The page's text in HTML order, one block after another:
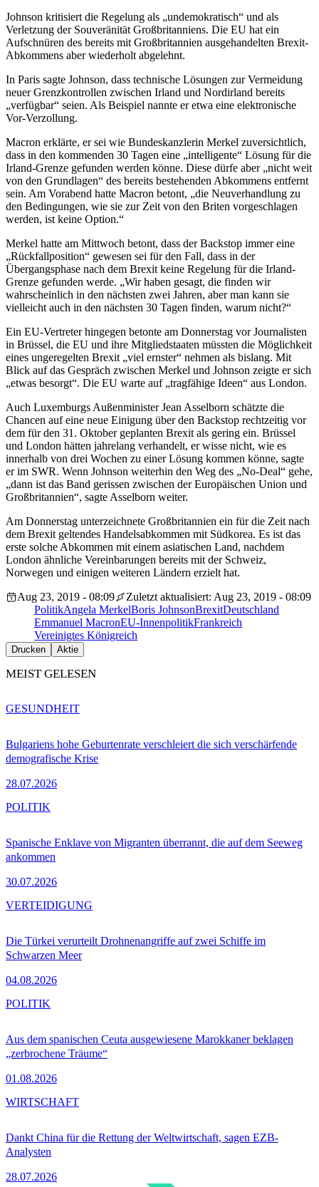
Johnson kritisiert die Regelung als „undemokratisch“ und als
Verletzung der Souveränität Großbritanniens. Die EU hat ein
Aufschnüren des bereits mit Großbritannien ausgehandelten Brexit-
Abkommens aber wiederholt abgelehnt.
In Paris sagte Johnson, dass technische Lösungen zur Vermeidung
neuer Grenzkontrollen zwischen Irland und Nordirland bereits
„verfügbar“ seien. Als Beispiel nannte er etwa eine elektronische
Vor-Verzollung.
Macron erklärte, er sei wie Bundeskanzlerin Merkel zuversichtlich,
dass in den kommenden 30 Tagen eine „intelligente“ Lösung für die
Irland-Grenze gefunden werden könne. Diese dürfe aber „nicht weit
von den Grundlagen“ des bereits bestehenden Abkommens entfernt
sein. Am Vorabend hatte Macron betont, „die Neuverhandlung zu
den Bedingungen, wie sie zur Zeit von den Briten vorgeschlagen
werden, ist keine Option.“
Merkel hatte am Mittwoch betont, dass der Backstop immer eine
„Rückfallposition“ gewesen sei für den Fall, dass in der
Übergangsphase nach dem Brexit keine Regelung für die Irland-
Grenze gefunden werde. „Wir haben gesagt, die finden wir
wahrscheinlich in den nächsten zwei Jahren, aber man kann sie
vielleicht auch in den nächsten 30 Tagen finden, warum nicht?“
Ein EU-Vertreter hingegen betonte am Donnerstag vor Journalisten
in Brüssel, die EU und ihre Mitgliedstaaten müssten die Möglichkeit
eines ungeregelten Brexit „viel ernster“ nehmen als bislang. Mit
Blick auf das Gespräch zwischen Merkel und Johnson zeigte er sich
„etwas besorgt“. Die EU warte auf „tragfähige Ideen“ aus London.
Auch Luxemburgs Außenminister Jean Asselborn schätzte die
Chancen auf eine neue Einigung über den Backstop rechtzeitig vor
dem für den 31. Oktober geplanten Brexit als gering ein. Brüssel
und London hätten jahrelang verhandelt, er wisse nicht, wie es
innerhalb von drei Wochen zu einer Lösung kommen könne, sagte
er im SWR. Wenn Johnson weiterhin den Weg des „No-Deal“ gehe,
„dann ist das Band gerissen zwischen der Europäischen Union und
Großbritannien“, sagte Asselborn weiter.
Am Donnerstag unterzeichnete Großbritannien ein für die Zeit nach
dem Brexit geltendes Handelsabkommen mit Südkorea. Es ist das
erste solche Abkommen mit einem asiatischen Land, nachdem
London ähnliche Vereinbarungen bereits mit der Schweiz,
Norwegen und einigen weiteren Ländern erzielt hat.
Aug 23, 2019 - 08:09
Zuletzt aktualisiert: Aug 23, 2019 - 08:09
PolitikAngela MerkelBoris JohnsonBrexitDeutschland
Emmanuel MacronEU-InnenpolitikFrankreich
Vereinigtes Königreich
Drucken Aktie
MEIST GELESEN
Bulgariens hohe Geburtenrate verschleiert die sich verschärfende
demografische Krise
28.07.2026
GESUNDHEIT
Spanische Enklave von Migranten überrannt, die auf dem Seeweg
ankommen
30.07.2026
POLITIK
Die Türkei verurteilt Drohnenangriffe auf zwei Schiffe im
Schwarzen Meer
04.08.2026
VERTEIDIGUNG
Aus dem spanischen Ceuta ausgewiesene Marokkaner beklagen
„zerbrochene Träume“
01.08.2026
POLITIK
Dankt China für die Rettung der Weltwirtschaft, sagen EZB-
Analysten
28.07.2026
WIRTSCHAFT